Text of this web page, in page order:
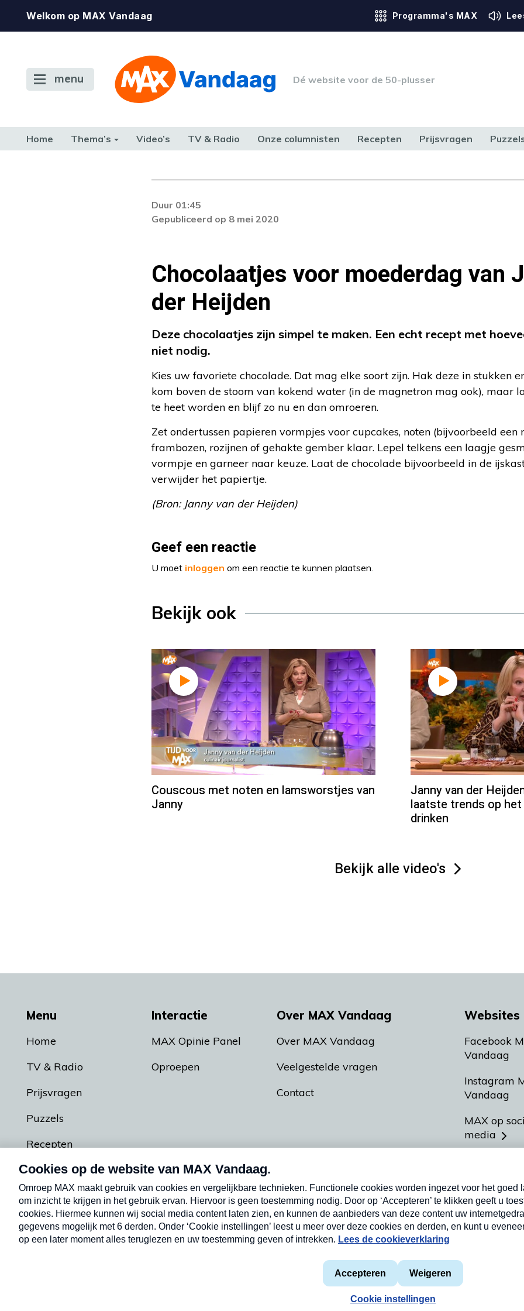
Welkom op MAX Vandaag Programma's MAX
menu Dé website voor de 50-plusser
Home Thema’s Video’s TV & Radio Onze columnisten Recepten Prijsvragen
Duur 01:45
Gepubliceerd op 8 mei 2020
Chocolaatjes voor moederdag van
der Heijden
Deze chocolaatjes zijn simpel te maken. Een echt recept met
niet nodig.
Kies uw favoriete chocolade. Dat mag elke soort zijn. Hak deze in stukken
kom boven de stoom van kokend water (in de magnetron mag ook), maar
te heet worden en blijf zo nu en dan omroeren.
Zet ondertussen papieren vormpjes voor cupcakes, noten (bijvoorbeeld een
frambozen, rozijnen of gehakte gember klaar. Lepel telkens een laagje
vormpje en garneer naar keuze. Laat de chocolade bijvoorbeeld in de
verwijder het papiertje.
(Bron: Janny van der Heijden)
Geef een reactie
U moet inloggen om een reactie te kunnen plaatsen.
Bekijk ook
Couscous met noten en lamsworstjes van
Janny
Janny van der
laatste trends op
drinken
Bekijk alle video's
Menu
Home
TV & Radio
Prijsvragen
Puzzels
Recepten
Podcasts
Interactie
MAX Opinie Panel
Oproepen
Over MAX Vandaag
Over MAX Vandaag
Veelgestelde vragen
Contact
Websites
Facebook
Vandaag
Instagram
Vandaag
MAX op
media
Meldpunt
Heel
Privacyverklaring
Cookieverklaring